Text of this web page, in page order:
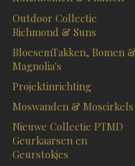
Outdoor Collectie
Richmond & Suns
BloesemTakken, Bomen &
Magnolia's
Projektinrichting
Moswanden & Moscirkels
Nieuwe Collectie PTMD
Geurkaarsen en
Geurstokjes